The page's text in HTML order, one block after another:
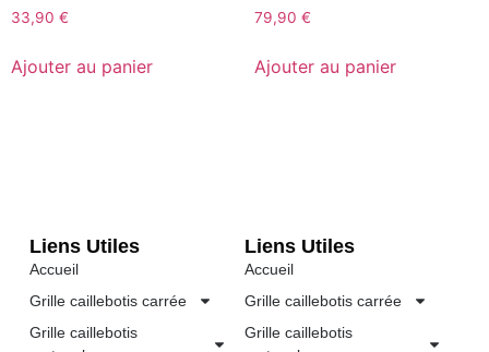
33,90 €
Ajouter au panier
79,90 €
Ajouter au panier
Liens Utiles
Accueil
Grille caillebotis carrée
Grille caillebotis
Liens Utiles
Accueil
Grille caillebotis carrée
Grille caillebotis